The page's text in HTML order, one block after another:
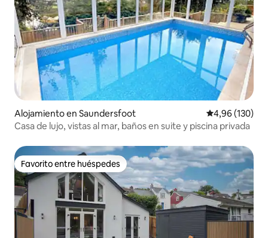
Alojamiento en Saundersfoot Calificación
4,96 (130)
Casa de lujo, vistas al mar, baños en suite y piscina privada
Favorito entre huéspedes
Favorito entre huéspedes